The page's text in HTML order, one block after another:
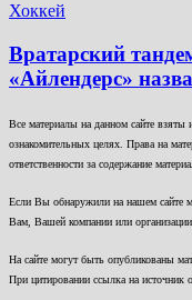
Хоккей
Вратарский
«Айлендерс»
Все материалы на данном сайте
ознакомительных целях. Права на
ответственности за содержание
Если Вы обнаружили на нашем сайте
Вам, Вашей компании или
На сайте могут быть опубликованы
При цитировании ссылка на источник